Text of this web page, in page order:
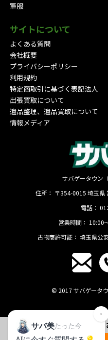
軍服
サイトについて
よくある質問
会社概要
プライバシーポリシー
利用規約
特定商取引に基づく表記法人
出張買取について
遺品整理、遺品買取について
情報メディア
サバゲータウン
住所： 〒354-0015 埼玉県
電話：
営業時間： 10:00
古物商許可証： 埼玉県公
© 2017 サバゲータ
たった